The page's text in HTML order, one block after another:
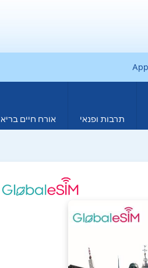
תרבות ופנאי אורח חיים בריא